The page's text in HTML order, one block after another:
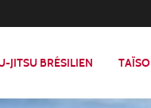
JITSU BRÉSILIEN TAÏSO